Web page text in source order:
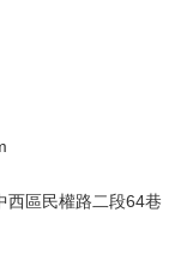
西區民權路二段64巷